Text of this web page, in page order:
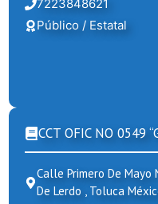
7223848621
Público / Estatal
CCT OFIC NO 0549
Calle Primero De Mayo
De Lerdo , Toluca